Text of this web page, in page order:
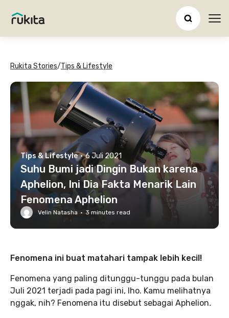
Rukita Stories/Tips & Lifestyle
Tips & Lifestyle · 6 Juli 2021
Suhu Bumi jadi Dingin Bukan karena
Aphelion, Ini Dia Fakta Menarik Lain
Fenomena Aphelion
Velin Natasha · 3 minutes read
Fenomena ini buat matahari tampak lebih kecil!
Fenomena yang paling ditunggu-tunggu pada bulan
Juli 2021 terjadi pada pagi ini, lho. Kamu melihatnya
nggak, nih? Fenomena itu disebut sebagai Aphelion.